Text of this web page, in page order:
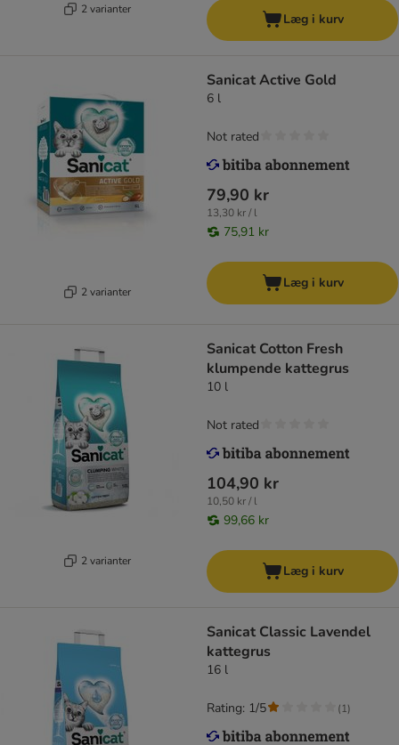
2 varianter
Læg i kurv
2 varianter
Sanicat Active Gold
6 l
79,90 kr
13,30 kr / l
75,91 kr
Not rated
Læg i kurv
2 varianter
Sanicat Cotton Fresh
klumpende kattegrus
10 l
104,90 kr
10,50 kr / l
99,66 kr
Not rated
Læg i kurv
Sanicat Classic Lavendel
kattegrus
16 l
Rating: 1/5 (1)